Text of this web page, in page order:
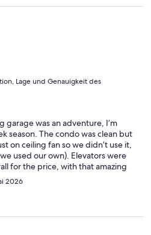
Lage und Genauigkeit des
garage was an adventure, I’m
season. The condo was clean but
on ceiling fan so we didn’t use it,
used our own). Elevators were
for the price, with that amazing
not being deep cleaned is
2026